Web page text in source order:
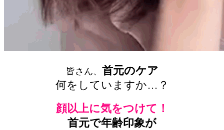
皆さん、 首元のケア
何をしていますか…？
顔以上に気をつけて！
首元で年齢印象が